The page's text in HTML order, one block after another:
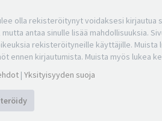
olla rekisteröitynyt voidaksesi kirjautua
antaa sinulle lisää mahdollisuuksia.
rekisteröityneille käyttäjille.
ennen kirjautumista. Muista myös lukea
| Yksityisyyden suoja